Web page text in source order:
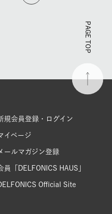
PAGE TOP
規会員登録・ログイン
イページ
ールマガジン登録
員「DELFONICS HAUS」
DELFONICS Official Site